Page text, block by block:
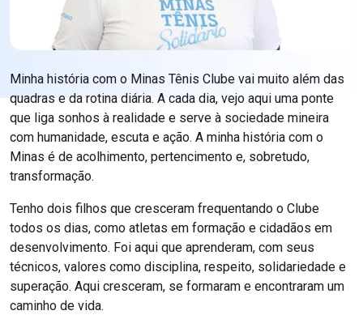
Minha história com o Minas Tênis Clube vai muito além das
quadras e da rotina diária. A cada dia, vejo aqui uma ponte
que liga sonhos à realidade e serve à sociedade mineira
com humanidade, escuta e ação. A minha história com o
Minas é de acolhimento, pertencimento e, sobretudo,
transformação.
Tenho dois filhos que cresceram frequentando o Clube
todos os dias, como atletas em formação e cidadãos em
desenvolvimento. Foi aqui que aprenderam, com seus
técnicos, valores como disciplina, respeito, solidariedade e
superação. Aqui cresceram, se formaram e encontraram um
caminho de vida.